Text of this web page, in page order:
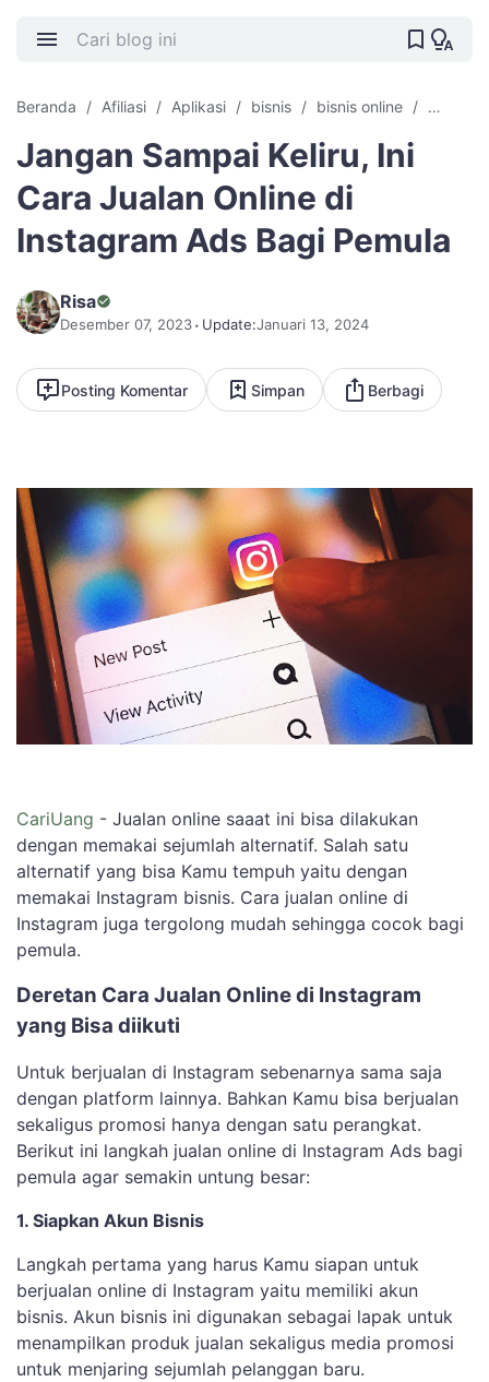
Beranda Afiliasi Aplikasi bisnis bisnis online Cari
Jangan Sampai Keliru, Ini
Cara Jualan Online di
Instagram Ads Bagi Pemula
Risa
Desember 07, 2023 Update:Januari 13, 2024
Posting Komentar Simpan Berbagi
CariUang - Jualan online saaat ini bisa dilakukan
dengan memakai sejumlah alternatif. Salah satu
alternatif yang bisa Kamu tempuh yaitu dengan
memakai Instagram bisnis. Cara jualan online di
Instagram juga tergolong mudah sehingga cocok bagi
pemula.
Deretan Cara Jualan Online di Instagram
yang Bisa diikuti
Untuk berjualan di Instagram sebenarnya sama saja
dengan platform lainnya. Bahkan Kamu bisa berjualan
sekaligus promosi hanya dengan satu perangkat.
Berikut ini langkah jualan online di Instagram Ads bagi
pemula agar semakin untung besar:
1. Siapkan Akun Bisnis
Langkah pertama yang harus Kamu siapan untuk
berjualan online di Instagram yaitu memiliki akun
bisnis. Akun bisnis ini digunakan sebagai lapak untuk
menampilkan produk jualan sekaligus media promosi
untuk menjaring sejumlah pelanggan baru.